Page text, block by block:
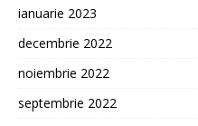
ianuarie 2023
decembrie 2022
noiembrie 2022
septembrie 2022